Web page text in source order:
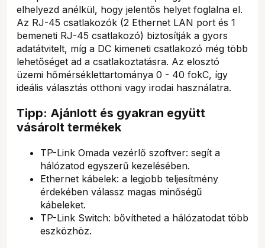
elhelyezd anélkül, hogy jelentős helyet foglalna el.
Az RJ-45 csatlakozók (2 Ethernet LAN port és 1
bemeneti RJ-45 csatlakozó) biztosítják a gyors
adatátvitelt, míg a DC kimeneti csatlakozó még több
lehetőséget ad a csatlakoztatásra. Az elosztó
üzemi hőmérséklettartománya 0 - 40 fokC, így
ideális választás otthoni vagy irodai használatra.
Tipp: Ajánlott és gyakran együtt
vásárolt termékek
TP-Link Omada vezérlő szoftver: segít a
hálózatod egyszerű kezelésében.
Ethernet kábelek: a legjobb teljesítmény
érdekében válassz magas minőségű
kábeleket.
TP-Link Switch: bővítheted a hálózatodat több
eszközhöz.